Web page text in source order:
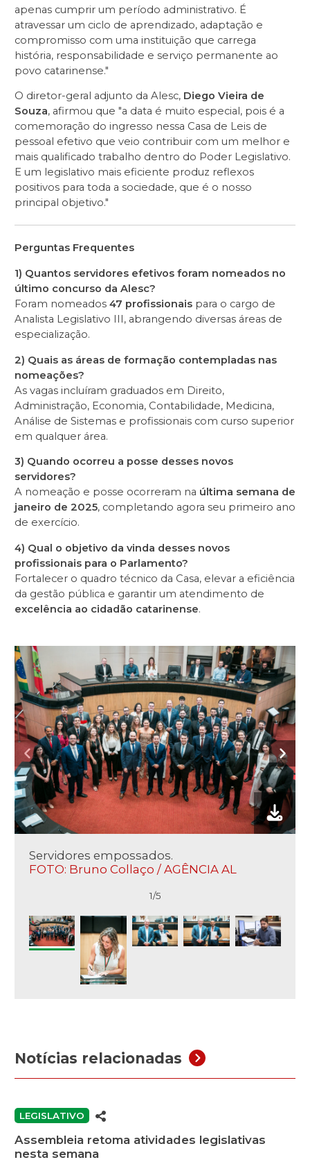
apenas cumprir um período administrativo. É
atravessar um ciclo de aprendizado, adaptação e
compromisso com uma instituição que carrega
história, responsabilidade e serviço permanente ao
povo catarinense."
O diretor-geral adjunto da Alesc, Diego Vieira de
Souza, afirmou que "a data é muito especial, pois é a
comemoração do ingresso nessa Casa de Leis de
pessoal efetivo que veio contribuir com um melhor e
mais qualificado trabalho dentro do Poder Legislativo.
E um legislativo mais eficiente produz reflexos
positivos para toda a sociedade, que é o nosso
principal objetivo."
Perguntas Frequentes
1) Quantos servidores efetivos foram nomeados no
último concurso da Alesc?
Foram nomeados 47 profissionais para o cargo de
Analista Legislativo III, abrangendo diversas áreas de
especialização.
2) Quais as áreas de formação contempladas nas
nomeações?
As vagas incluíram graduados em Direito,
Administração, Economia, Contabilidade, Medicina,
Análise de Sistemas e profissionais com curso superior
em qualquer área.
3) Quando ocorreu a posse desses novos
servidores?
A nomeação e posse ocorreram na última semana de
janeiro de 2025, completando agora seu primeiro ano
de exercício.
4) Qual o objetivo da vinda desses novos
profissionais para o Parlamento?
Fortalecer o quadro técnico da Casa, elevar a eficiência
da gestão pública e garantir um atendimento de
excelência ao cidadão catarinense.
Servidores empossados.
FOTO: Bruno Collaço / AGÊNCIA AL
1/5
Notícias relacionadas
LEGISLATIVO
Assembleia retoma atividades legislativas
nesta semana